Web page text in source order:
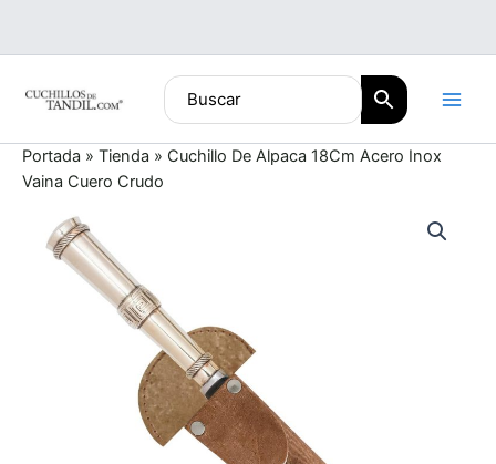
contenido
Portada » Tienda » Cuchillo De Alpaca 18Cm Acero Inox
Vaina Cuero Crudo
Alpaca